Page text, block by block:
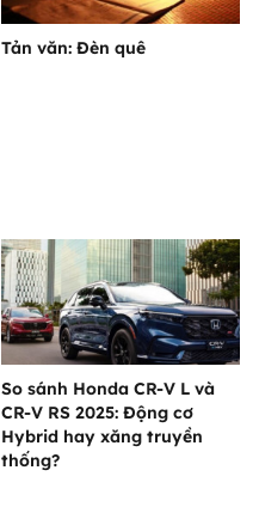
Tản văn: Đèn quê
So sánh Honda CR-V L và
CR-V RS 2025: Động cơ
Hybrid hay xăng truyền
thống?